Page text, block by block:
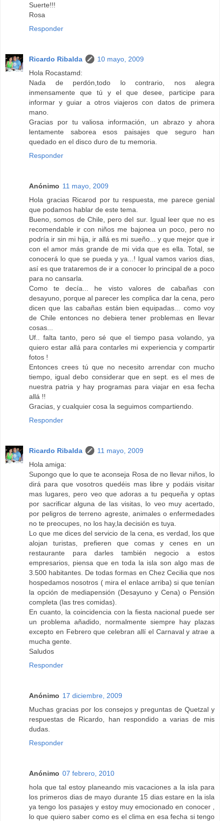
Suerte!!!
Rosa
Responder
Ricardo Ribalda
10 mayo, 2009
Hola Rocastamd:
Nada de perdón,todo lo contrario, nos alegra
inmensamente que tú y el que desee, participe para
informar y guiar a otros viajeros con datos de primera
mano.
Gracias por tu valiosa información, un abrazo y ahora
lentamente saborea esos paisajes que seguro han
quedado en el disco duro de tu memoria.
Responder
Anónimo 11 mayo, 2009
Hola gracias Ricarod por tu respuesta, me parece genial
que podamos hablar de este tema.
Bueno, somos de Chile, pero del sur. Igual leer que no es
recomendable ir con niños me bajonea un poco, pero no
podría ir sin mi hija, ir allá es mi sueño... y que mejor que ir
con el amor más grande de mi vida que es ella. Total, se
conocerá lo que se pueda y ya...! Igual vamos varios dias,
así es que trataremos de ir a conocer lo principal de a poco
para no cansarla.
Como te decía... he visto valores de cabañas con
desayuno, porque al parecer les complica dar la cena, pero
dicen que las cabañas están bien equipadas... como voy
de Chile entonces no debiera tener problemas en llevar
cosas...
Uf.. falta tanto, pero sé que el tiempo pasa volando, ya
quiero estar allá para contarles mi experiencia y compartir
fotos !
Entonces crees tú que no necesito arrendar con mucho
tiempo, igual debo considerar que en sept. es el mes de
nuestra patria y hay programas para viajar en esa fecha
allá !!
Gracias, y cualquier cosa la seguimos compartiendo.
Responder
Ricardo Ribalda
11 mayo, 2009
Hola amiga:
Supongo que lo que te aconseja Rosa de no llevar niños, lo
dirá para que vosotros quedéis mas libre y podáis visitar
mas lugares, pero veo que adoras a tu pequeña y optas
por sacrificar alguna de las visitas, lo veo muy acertado,
por peligros de terreno agreste, animales o enfermedades
no te preocupes, no los hay,la decisión es tuya.
Lo que me dices del servicio de la cena, es verdad, los que
alojan turistas, prefieren que comas y cenes en un
restaurante para darles también negocio a estos
empresarios, piensa que en toda la isla son algo mas de
3.500 habitantes. De todas formas en Chez Cecilia que nos
hospedamos nosotros ( mira el enlace arriba) si que tenían
la opción de mediapensión (Desayuno y Cena) o Pensión
completa (las tres comidas).
En cuanto, la coincidencia con la fiesta nacional puede ser
un problema añadido, normalmente siempre hay plazas
excepto en Febrero que celebran allí el Carnaval y atrae a
mucha gente.
Saludos
Responder
Anónimo 17 diciembre, 2009
Muchas gracias por los consejos y preguntas de Quetzal y
respuestas de Ricardo, han respondido a varias de mis
dudas.
Responder
Anónimo 07 febrero, 2010
hola que tal estoy planeando mis vacaciones a la isla para
los primeros dias de mayo durante 15 dias estare en la isla
ya tengo los pasajes y estoy muy emocionado en conocer ,
lo que quiero saber como es el clima en esa fecha si tengo